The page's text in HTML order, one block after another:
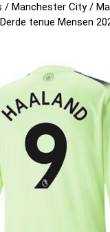
/Manchester City/
tenue Mensen